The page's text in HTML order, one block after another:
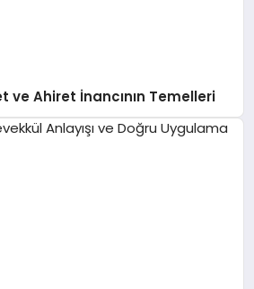
ve Ahiret İnancının Temelleri